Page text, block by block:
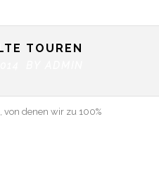
TOUREN
von denen wir zu 100%